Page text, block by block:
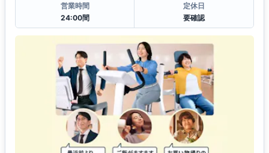
営業時間
24:00間
定休日
要確認